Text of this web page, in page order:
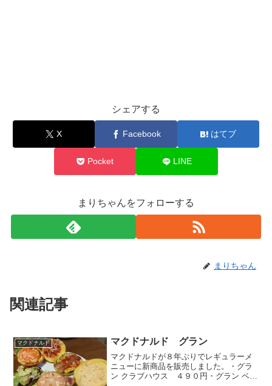
シェアする
X Facebook はてブ
Pocket LINE
まりちゃんをフォローする
まりちゃん
関連記事
マクドナルド マクドナルド グラン
マクドナルドが８年ぶりでレギュラーメ
ニューに新商品を販売しました。・グラ
ン クラブハウス ４９０円・グラン ベー